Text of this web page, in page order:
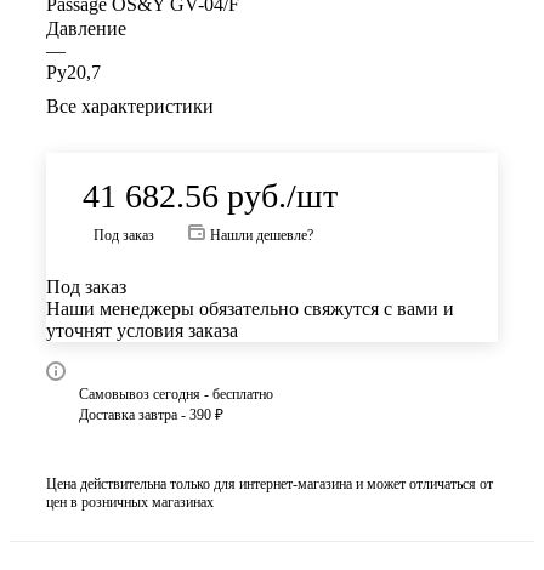
Давление
—
Ру20,7
Все характеристики
41 682.56 руб./шт
Под заказ Нашли дешевле?
Под заказ
Наши менеджеры обязательно свяжутся с вами и
уточнят условия заказа
Самовывоз сегодня - бесплатно
Доставка завтра - 390 ₽
Цена действительна только для интернет-магазина и может отличаться от
цен в розничных магазинах